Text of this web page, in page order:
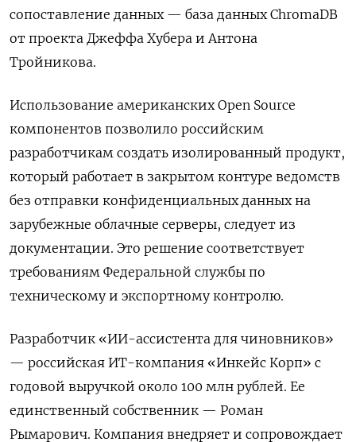
сопоставление данных — база данных ChromaDB
от проекта Джеффа Хубера и Антона
Тройникова.
Использование американских Open Source
компонентов позволило российским
разработчикам создать изолированный продукт,
который работает в закрытом контуре ведомств
без отправки конфиденциальных данных на
зарубежные облачные серверы, следует из
документации. Это решение соответствует
требованиям Федеральной службы по
техническому и экспортному контролю.
Разработчик «ИИ-ассистента для чиновников»
— российская ИТ-компания «Инкейс Корп» с
годовой выручкой около 100 млн рублей. Ее
единственный собственник — Роман
Рымарович. Компания внедряет и сопровождает